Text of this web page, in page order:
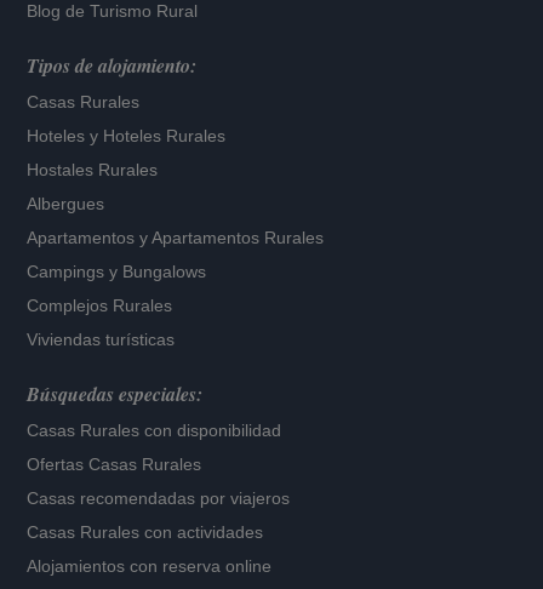
Blog de Turismo Rural
Tipos de alojamiento:
Casas Rurales
Hoteles y Hoteles Rurales
Hostales Rurales
Albergues
Apartamentos yApartamentos Rurales
Campings y Bungalows
Complejos Rurales
Viviendas turísticas
Búsquedas especiales:
Casas Rurales con disponibilidad
Ofertas Casas Rurales
Casas recomendadas por viajeros
Casas Rurales con actividades
Alojamientos con reserva online